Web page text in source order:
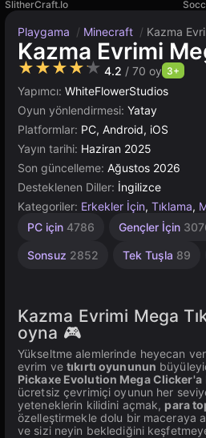
SlitherCraft.Io
Playgama / Minecraft / Kazma
Kazma Evrimi
★★★★★ 4.2 / 70 oy 3+
Yapımcı: WhiteFlowerStudios
Oyun yönlendirmesi: Yatay
Platformlar: PC, Android, iOS
Yayın tarihi: Haziran 2025
Son güncelleme: Ağustos 2026
Desteklenen Diller: İngilizce
Kategoriler: Erkekler İçin, Tıklama,
PC için 4786 Gençler İçin
Sonsuz 2852 Tek Tuşla 89
1
4131
Yüksek
3571
Basit
Madencilik
Tarayıcı
Unity
3177
Kazma Evrimi Mega
oyna 🎮
Yükseltme alemlerinde heyecan
evrim vetıkırtı oyununun
Pickaxe Evolution Mega Clicker'a
ücretsiz çevrimiçi oyunun her
yeteneklerin kilidini açmak, para
özelleştirmekle dolu bir maceraya
ve sizi neyin beklediğini keşfetmeye